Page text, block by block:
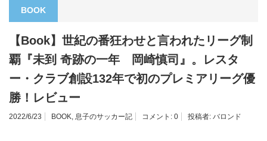
BOOK
【Book】世紀の番狂わせと言われたリーグ制
覇『未到 奇跡の一年 岡崎慎司』。レスタ
ー・クラブ創設132年で初のプレミアリーグ優
勝！レビュー
2022/6/23 BOOK, 息子のサッカー記 コメント: 0 投稿者: バロンド